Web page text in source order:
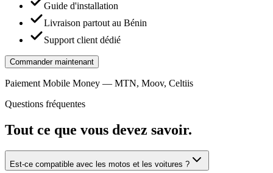
Guide d'installation
Livraison partout au Bénin
Support client dédié
Commander maintenant
Paiement Mobile Money — MTN, Moov, Celtiis
Questions fréquentes
Tout ce que vous devez savoir.
Est-ce compatible avec les motos et les voitures ?